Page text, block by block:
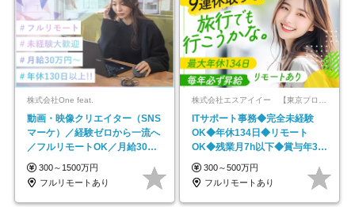
株式会社One feat.
動画・映像クリエイター（SNS
マーケ）／経験ゼロから一流へ
／フルリモートOK／月給30万
円～／年休130日以上
300～1500万円
フルリモートあり
ITサポート事務◆完全未経験
OK◆年休134日◆リモート
OK◆残業月7h以下◆賞与年3回
◆5年目まで必ず昇給
300～500万円
フルリモートあり